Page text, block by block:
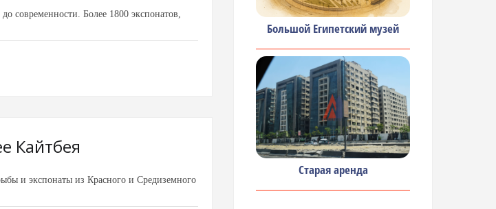
современности. Более 1800 экспонатов,
Кайтбея
и экспонаты из Красного и Средиземного
Большой Египетский музей
Старая аренда